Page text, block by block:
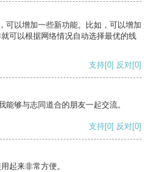
可以增加一些新功能。比如，可以增加
可以根据网络情况自动选择最优的线
支持[0] 反对[0]
够与志同道合的朋友一起交流。
支持[0] 反对[0]
起来非常方便。